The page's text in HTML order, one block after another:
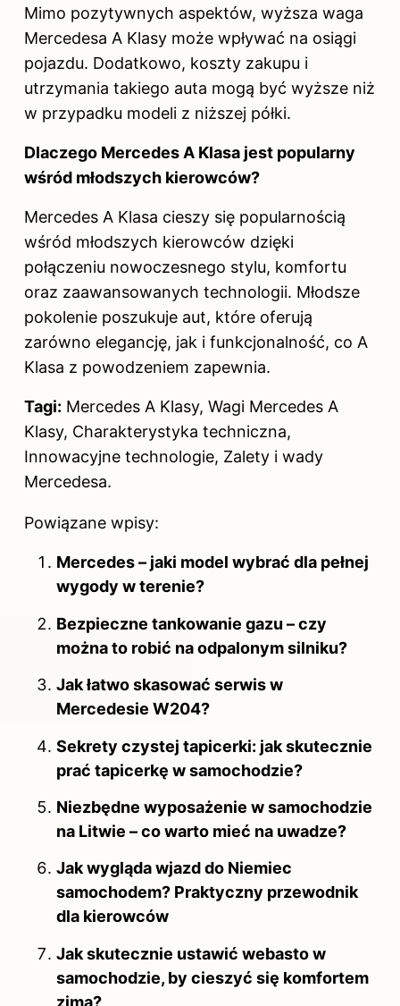
Mimo pozytywnych aspektów, wyższa waga
Mercedesa A Klasy może wpływać na osiągi
pojazdu. Dodatkowo, koszty zakupu i
utrzymania takiego auta mogą być wyższe niż
w przypadku modeli z niższej półki.
Dlaczego Mercedes A Klasa jest popularny
wśród młodszych kierowców?
Mercedes A Klasa cieszy się popularnością
wśród młodszych kierowców dzięki
połączeniu nowoczesnego stylu, komfortu
oraz zaawansowanych technologii. Młodsze
pokolenie poszukuje aut, które oferują
zarówno elegancję, jak i funkcjonalność, co A
Klasa z powodzeniem zapewnia.
Tagi: Mercedes A Klasy, Wagi Mercedes A
Klasy, Charakterystyka techniczna,
Innowacyjne technologie, Zalety i wady
Mercedesa.
Powiązane wpisy:
Mercedes – jaki model wybrać dla pełnej
wygody w terenie?
Bezpieczne tankowanie gazu – czy
można to robić na odpalonym silniku?
Jak łatwo skasować serwis w
Mercedesie W204?
Sekrety czystej tapicerki: jak skutecznie
prać tapicerkę w samochodzie?
Niezbędne wyposażenie w samochodzie
na Litwie – co warto mieć na uwadze?
Jak wygląda wjazd do Niemiec
samochodem? Praktyczny przewodnik
dla kierowców
Jak skutecznie ustawić webasto w
samochodzie, by cieszyć się komfortem
zimą?